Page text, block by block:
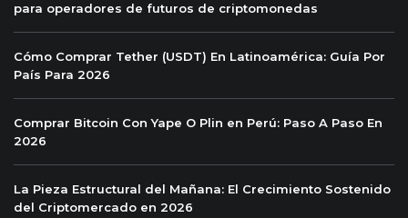
para operadores de futuros de criptomonedas
Cómo Comprar Tether (USDT) En Latinoamérica: Guía Por
País Para 2026
Comprar Bitcoin Con Yape O Plin en Perú: Paso A Paso En
2026
La Pieza Estructural del Mañana: El Crecimiento Sostenido
del Criptomercado en 2026